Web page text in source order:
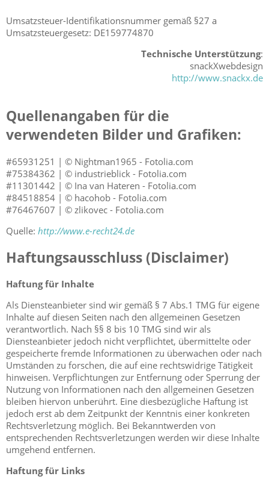
Umsatzsteuer-Identifikationsnummer gemäß §27 a
Umsatzsteuergesetz: DE159774870
Technische Unterstützung:
snackXwebdesign
http://www.snackx.de
Quellenangaben für die
verwendeten Bilder und Grafiken:
#65931251 | © Nightman1965 - Fotolia.com
#75384362 | © industrieblick - Fotolia.com
#11301442 | © Ina van Hateren - Fotolia.com
#84518854 | © hacohob - Fotolia.com
#76467607 | © zlikovec - Fotolia.com
Quelle: http://www.e-recht24.de
Haftungsausschluss (Disclaimer)
Haftung für Inhalte
Als Diensteanbieter sind wir gemäß § 7 Abs.1 TMG für eigene
Inhalte auf diesen Seiten nach den allgemeinen Gesetzen
verantwortlich. Nach §§ 8 bis 10 TMG sind wir als
Diensteanbieter jedoch nicht verpflichtet, übermittelte oder
gespeicherte fremde Informationen zu überwachen oder nach
Umständen zu forschen, die auf eine rechtswidrige Tätigkeit
hinweisen. Verpflichtungen zur Entfernung oder Sperrung der
Nutzung von Informationen nach den allgemeinen Gesetzen
bleiben hiervon unberührt. Eine diesbezügliche Haftung ist
jedoch erst ab dem Zeitpunkt der Kenntnis einer konkreten
Rechtsverletzung möglich. Bei Bekanntwerden von
entsprechenden Rechtsverletzungen werden wir diese Inhalte
umgehend entfernen.
Haftung für Links